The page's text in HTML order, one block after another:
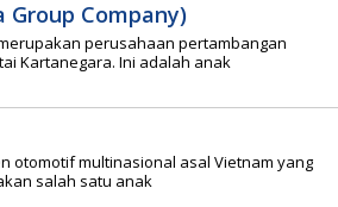
Group Company)
perusahaan pertambangan
Kartanegara. Ini adalah anak
otomotif multinasional asal Vietnam yang
salah satu anak